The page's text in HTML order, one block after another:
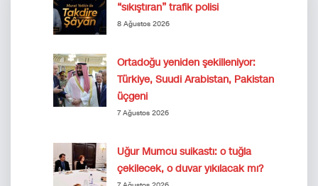
“sıkıştıran” trafik polisi
8 Ağustos 2026
Ortadoğu yeniden şekilleniyor:
Türkiye, Suudi Arabistan, Pakistan
üçgeni
7 Ağustos 2026
Uğur Mumcu suikastı: o tuğla
çekilecek, o duvar yıkılacak mı?